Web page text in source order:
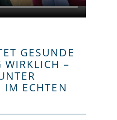
GESUNDE
WIRKLICH –
IM ECHTEN